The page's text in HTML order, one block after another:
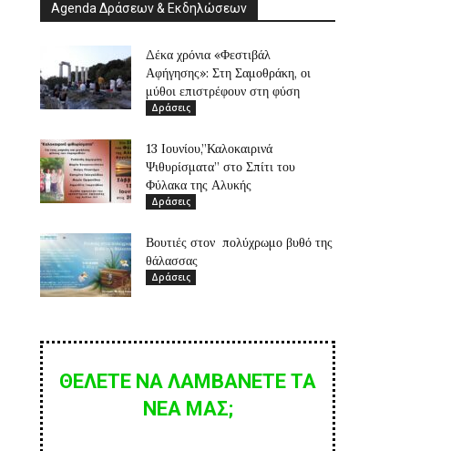
Agenda Δράσεων & Εκδηλώσεων
Δέκα χρόνια «Φεστιβάλ
Αφήγησης»: Στη Σαμοθράκη, οι
μύθοι επιστρέφουν στη φύση
Δράσεις
13 Ιουνίου,”Καλοκαιρινά
Ψιθυρίσματα” στο Σπίτι του
Φύλακα της Αλυκής
Δράσεις
Βουτιές στον πολύχρωμο βυθό της
θάλασσας
Δράσεις
ΘΕΛΕΤΕ ΝΑ ΛΑΜΒΑΝΕΤΕ ΤΑ
ΝΕΑ ΜΑΣ;